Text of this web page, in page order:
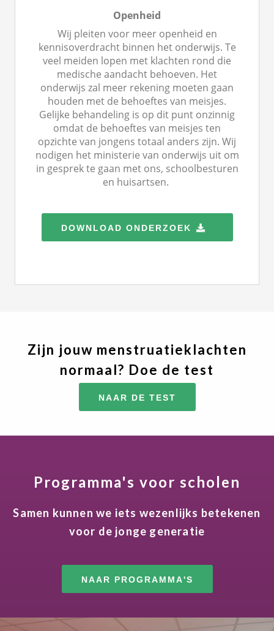
Openheid
Wij pleiten voor meer openheid en
kennisoverdracht binnen het onderwijs. Te
veel meiden lopen met klachten rond die
medische aandacht behoeven. Het
onderwijs zal meer rekening moeten gaan
houden met de behoeftes van meisjes.
Gelijke behandeling is op dit punt onzinnig
omdat de behoeftes van meisjes ten
opzichte van jongens totaal anders zijn. Wij
nodigen het ministerie van onderwijs uit om
in gesprek te gaan met ons, schoolbesturen
en huisartsen.
DOWNLOAD ONDERZOEK
Zijn jouw menstruatieklachten
normaal? Doe de test
NAAR DE TEST
Programma's voor scholen
Samen kunnen we iets wezenlijks betekenen
voor de jonge generatie
NAAR PROGRAMMA'S